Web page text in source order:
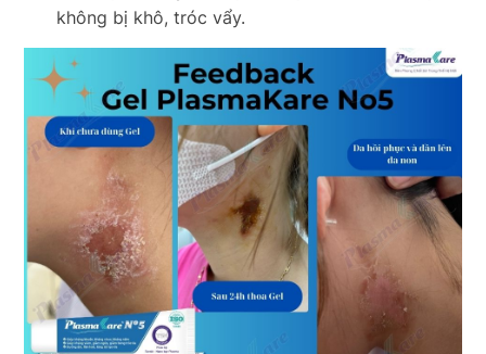
không bị khô, tróc vẩy.